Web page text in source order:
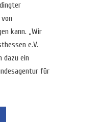
kann. „Wir
e.V.
dazu ein
für